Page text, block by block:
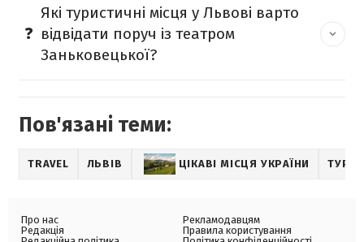
Які туристичні місця у Львові варто
відвідати поруч із театром
Заньковецької?
Пов'язані теми:
TRAVEL ЛЬВІВ ЦІКАВІ МІСЦЯ УКРАЇНИ
Про нас
Редакція
Рекламодавцям
Правила користування